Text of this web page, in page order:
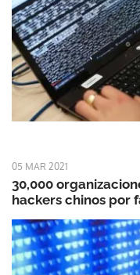
05 MAR 2021
30,000
hackers chinos por